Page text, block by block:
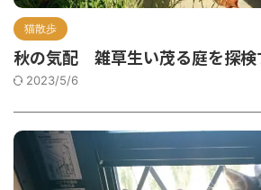
猫散歩
秋の気配 雑草生い茂る庭を探検
2023/5/6